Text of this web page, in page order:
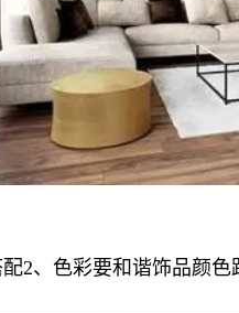
2、色彩要和谐饰品颜